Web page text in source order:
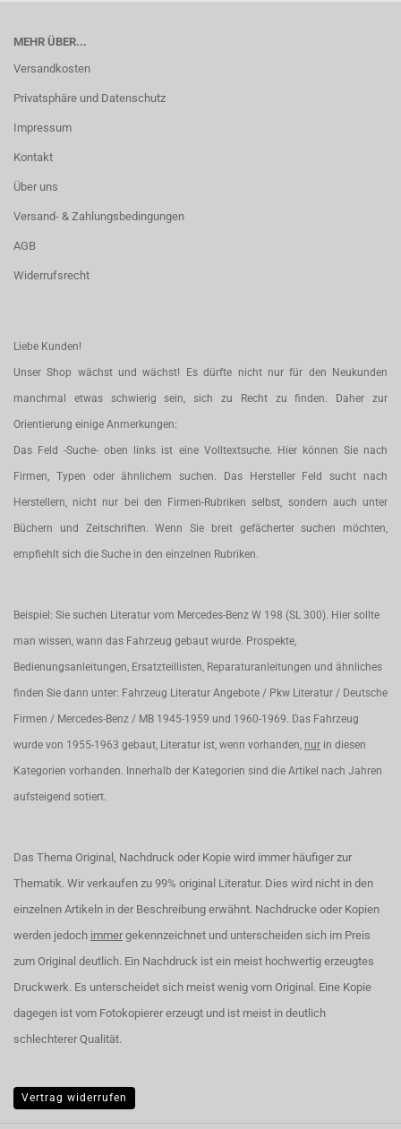
MEHR ÜBER...
Versandkosten
Privatsphäre und Datenschutz
Impressum
Kontakt
Über uns
Versand- & Zahlungsbedingungen
AGB
Widerrufsrecht
Liebe Kunden!
Unser Shop wächst und wächst! Es dürfte nicht nur für den Neukunden
manchmal etwas schwierig sein, sich zu Recht zu finden. Daher zur
Orientierung einige Anmerkungen:
Das Feld -Suche- oben links ist eine Volltextsuche. Hier können Sie nach
Firmen, Typen oder ähnlichem suchen. Das Hersteller Feld sucht nach
Herstellern, nicht nur bei den Firmen-Rubriken selbst, sondern auch unter
Büchern und Zeitschriften. Wenn Sie breit gefächerter suchen möchten,
empfiehlt sich die Suche in den einzelnen Rubriken.
Beispiel: Sie suchen Literatur vom Mercedes-Benz W 198 (SL 300). Hier sollte
man wissen, wann das Fahrzeug gebaut wurde. Prospekte,
Bedienungsanleitungen, Ersatzteillisten, Reparaturanleitungen und ähnliches
finden Sie dann unter: Fahrzeug Literatur Angebote / Pkw Literatur / Deutsche
Firmen / Mercedes-Benz / MB 1945-1959 und 1960-1969. Das Fahrzeug
wurde von 1955-1963 gebaut, Literatur ist, wenn vorhanden, nur in diesen
Kategorien vorhanden. Innerhalb der Kategorien sind die Artikel nach Jahren
aufsteigend sotiert.
Das Thema Original, Nachdruck oder Kopie wird immer häufiger zur
Thematik. Wir verkaufen zu 99% original Literatur. Dies wird nicht in den
einzelnen Artikeln in der Beschreibung erwähnt. Nachdrucke oder Kopien
werden jedoch immer gekennzeichnet und unterscheiden sich im Preis
zum Original deutlich. Ein Nachdruck ist ein meist hochwertig erzeugtes
Druckwerk. Es unterscheidet sich meist wenig vom Original. Eine Kopie
dagegen ist vom Fotokopierer erzeugt und ist meist in deutlich
schlechterer Qualität.
Vertrag widerrufen